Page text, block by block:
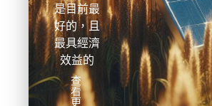
是目前最
好的，且
最具經濟
效益的
查
看
更